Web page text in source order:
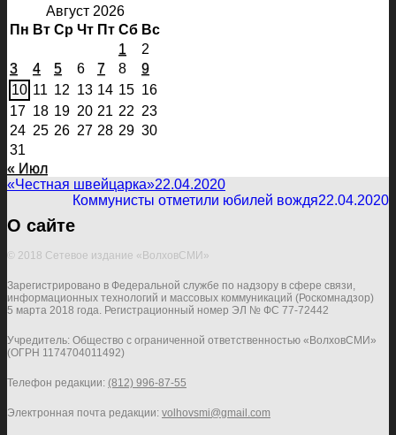
Август 2026
Пн Вт Ср Чт Пт Сб Вс
1
2
3
4 5 6 7 8
9
10 11 12 13 14 15 16
17 18 19 20 21 22 23
24 25 26 27 28 29 30
31
« Июл
«Честная швейцарка»22.04.2020
Коммунисты отметили юбилей вождя22.04.2020
О сайте
© 2018 Сетевое издание «ВолховСМИ»
Зарегистрировано в Федеральной службе по надзору в сфере связи,
информационных технологий и массовых коммуникаций (Роскомнадзор)
5 марта 2018 года. Регистрационный номер ЭЛ № ФС 77-72442
Учредитель: Общество с ограниченной ответственностью «ВолховСМИ»
(ОГРН 1174704011492)
Телефон редакции: (812) 996-87-55
Электронная почта редакции: volhovsmi@gmail.com